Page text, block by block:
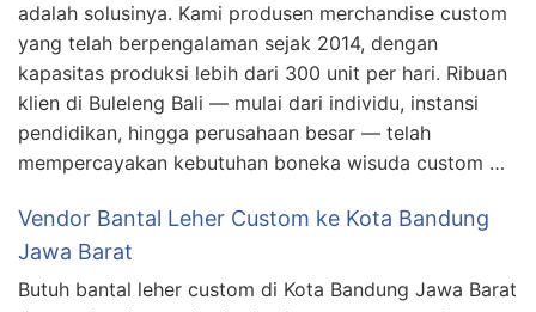
adalah solusinya. Kami produsen merchandise custom
yang telah berpengalaman sejak 2014, dengan
kapasitas produksi lebih dari 300 unit per hari. Ribuan
klien di Buleleng Bali — mulai dari individu, instansi
pendidikan, hingga perusahaan besar — telah
mempercayakan kebutuhan boneka wisuda custom …
Vendor Bantal Leher Custom ke Kota Bandung
Jawa Barat
Butuh bantal leher custom di Kota Bandung Jawa Barat